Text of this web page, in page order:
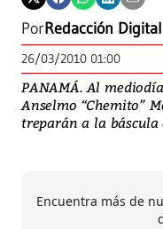
PorRedacción
26/03/2010 01:00
PANAMÁ. Al
Anselmo “Chemito”
treparán a la báscula
Encuentra más de